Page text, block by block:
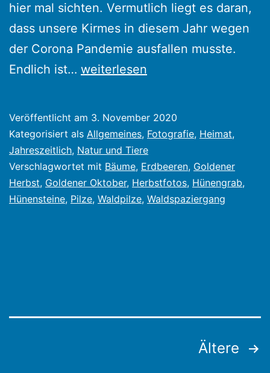
hier mal sichten. Vermutlich liegt es daran,
dass unsere Kirmes in diesem Jahr wegen
der Corona Pandemie ausfallen musste.
Endlich ist… Grauer
goldener
November
in
Lindern?
weiterlesen
Veröffentlicht am 3. November 2020
Kategorisiert als Allgemeines, Fotografie, Heimat,
Jahreszeitlich, Natur und Tiere
Verschlagwortet mit Bäume, Erdbeeren, Goldener
Herbst, Goldener Oktober, Herbstfotos, Hünengrab,
Hünensteine, Pilze, Waldpilze, Waldspaziergang
Seitennummerierung
Ältere